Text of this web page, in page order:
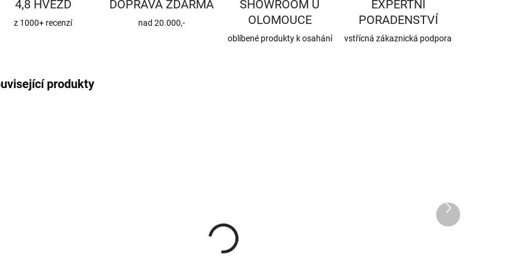
4,8 HVĚZD
z 1000+ recenzí
DOPRAVA ZDARMA
nad 20.000,-
SHOWROOM U
OLOMOUCE
oblíbené produkty k osahání
EXPERTNÍ
PORADENSTVÍ
vstřícná zákaznická podpora
produkty
Další
produkt